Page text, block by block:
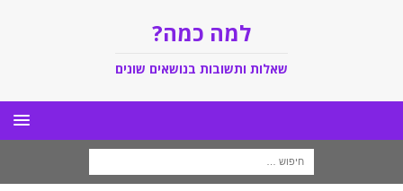
למה כמה?
שאלות ותשובות בנושאים שונים